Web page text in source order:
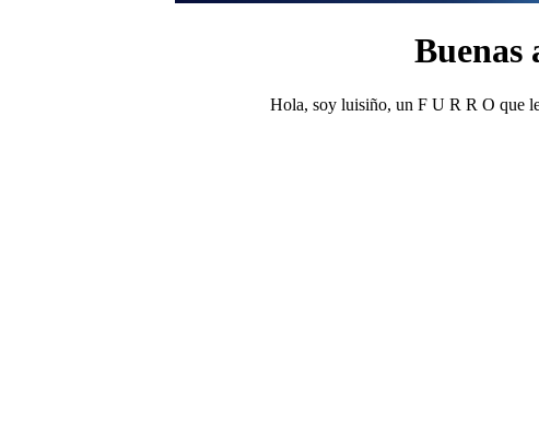
Buenas
Hola, soy luisiño, un F U R R O que